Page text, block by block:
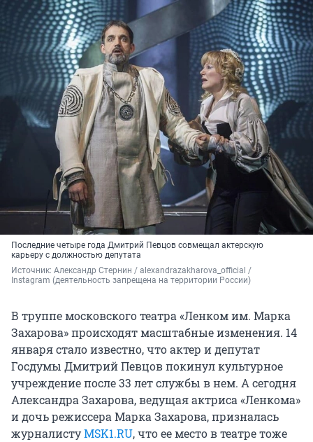
Последние четыре года Дмитрий Певцов совмещал актерскую
карьеру с должностью депутата
Источник: Александр Стернин / alexandrazakharova_official /
Instagram (деятельность запрещена на территории России)
В труппе московского театра «Ленком им. Марка
Захарова» происходят масштабные изменения. 14
января стало известно, что актер и депутат
Госдумы Дмитрий Певцов покинул культурное
учреждение после 33 лет службы в нем. А сегодня
Александра Захарова, ведущая актриса «Ленкома»
и дочь режиссера Марка Захарова, призналась
журналистуMSK1.RU, что ее место в театре тоже